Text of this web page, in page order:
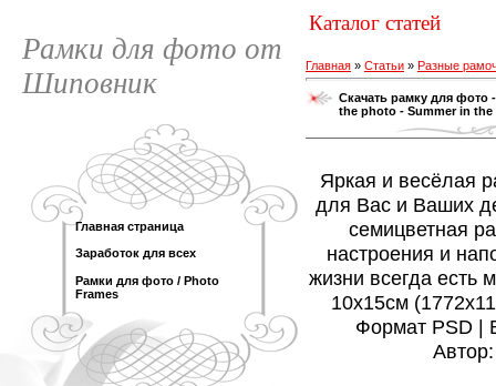
Рамки для фото от
Шиповник
Главная страница
Заработок для всех
Рамки для фото / Photo
Frames
Каталог статей
Главная » Статьи » Разные
Скачать рамку для фото
the photo - Summer in the
Яркая и весёлая
для Вас и Ваших
семицветная
настроения и
жизни всегда есть
10х15см
Формат PSD |